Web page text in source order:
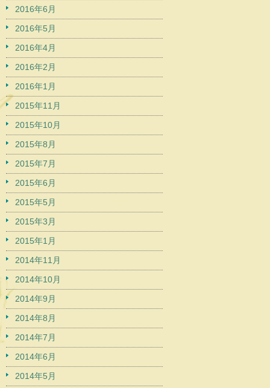
2016年6月
2016年5月
2016年4月
2016年2月
2016年1月
2015年11月
2015年10月
2015年8月
2015年7月
2015年6月
2015年5月
2015年3月
2015年1月
2014年11月
2014年10月
2014年9月
2014年8月
2014年7月
2014年6月
2014年5月